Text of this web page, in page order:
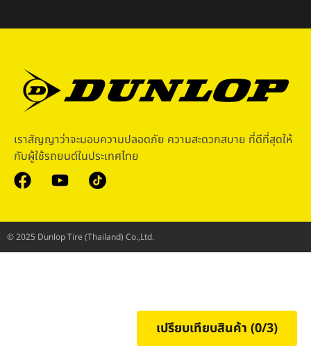
© 2025 Dunlop Tire (Thailand) Co.,Ltd.
เราสัญญาว่าจะมอบความปลอดภัย ความสะดวกสบาย ที่ดีที่สุดให้
กับผู้ใช้รถยนต์ในประเทศไทย
เปรียบเทียบสินค้า (0/3)